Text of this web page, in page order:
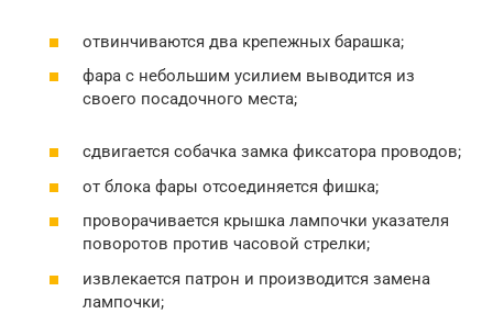
отвинчиваются два крепежных барашка;
фара с небольшим усилием выводится из
своего посадочного места;
сдвигается собачка замка фиксатора проводов;
от блока фары отсоединяется фишка;
проворачивается крышка лампочки указателя
поворотов против часовой стрелки;
извлекается патрон и производится замена
лампочки;